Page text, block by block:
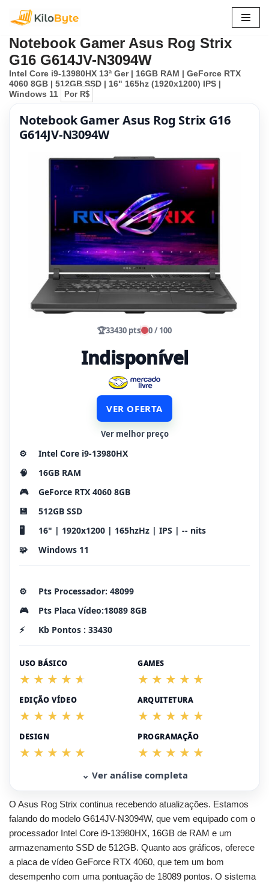
para
o
conteúdo
Notebook Gamer Asus Rog Strix
G16 G614JV-N3094W
Intel Core i9-13980HX 13ª Ger | 16GB RAM | GeForce RTX
4060 8GB | 512GB SSD | 16" 165hz (1920x1200) IPS |
Windows 11
Por R$
Notebook Gamer Asus Rog Strix G16
G614JV-N3094W
🏆33430 pts 0 / 100
Indisponível
VER OFERTA
Ver melhor preço
⚙️
Intel Core i9-13980HX
🧠
16GB RAM
🎮
GeForce RTX 4060 8GB
💾
512GB SSD
🖥️
16" | 1920x1200 | 165hzHz | IPS | -- nits
🧩
Windows 11
⚙️
Pts Processador: 48099
🎮
Pts Placa Vídeo:18089 8GB
⚡
Kb Pontos : 33430
USO BÁSICO GAMES
EDIÇÃO VÍDEO ARQUITETURA
DESIGN PROGRAMAÇÃO
⌄ Ver análise completa
O Asus Rog Strix continua recebendo atualizações. Estamos
falando do modelo G614JV-N3094W, que vem equipado com o
processador Intel Core i9-13980HX, 16GB de RAM e um
armazenamento SSD de 512GB. Quanto aos gráficos, oferece
a placa de vídeo GeForce RTX 4060, que tem um bom
desempenho com uma pontuação de 18089 pontos. O sistema